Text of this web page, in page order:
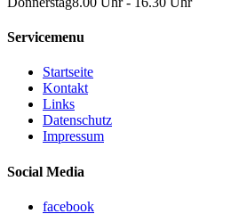
Servicemenu
Startseite
Kontakt
Links
Datenschutz
Impressum
Social Media
facebook